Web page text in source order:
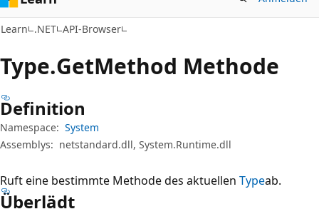
Learn .NET API-Browser
Type.GetMethod Methode
Definition
Namespace: System
Assemblys: netstandard.dll, System.Runtime.dll
Ruft eine bestimmte Methode des aktuellen Typeab.
Überlädt